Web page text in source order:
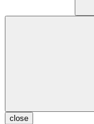
close